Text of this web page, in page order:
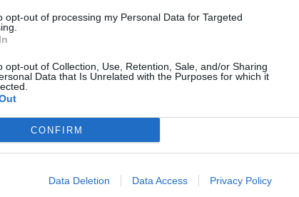
opt-out of processing my Personal Data for Targeted
opt-out of Collection, Use, Retention, Sale, and/or Sharing
Data that Is Unrelated with the Purposes for which it
CONFIRM
Data Deletion Data Access Privacy Policy
examen de Fundamentos de
examen de venta de
examen de publicidad de